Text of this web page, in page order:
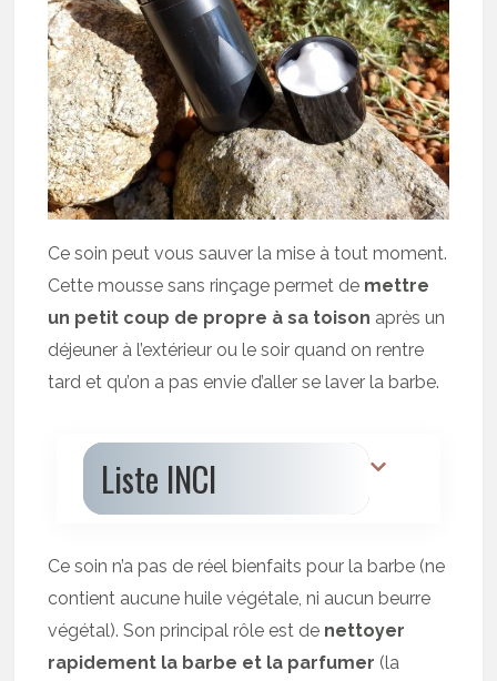
Ce soin peut vous sauver la mise à tout moment.
Cette mousse sans rinçage permet de mettre
un petit coup de propre à sa toison après un
déjeuner à l’extérieur ou le soir quand on rentre
tard et qu’on a pas envie d’aller se laver la barbe.
Liste INCI
Ce soin n’a pas de réel bienfaits pour la barbe (ne
contient aucune huile végétale, ni aucun beurre
végétal). Son principal rôle est de nettoyer
rapidement la barbe et la parfumer (la